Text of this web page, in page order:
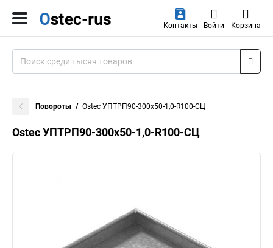
Контакты Войти Корзина
Повороты Ostec УПТРП90-300х50-1,0-R100-СЦ
Ostec УПТРП90-300х50-1,0-R100-СЦ